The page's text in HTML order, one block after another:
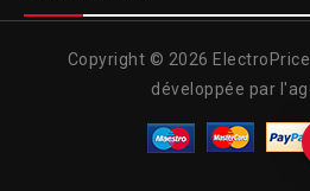
Copyright © 2026
développée par